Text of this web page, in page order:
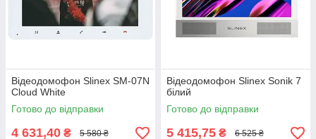
Відеодомофон Slinex SM-07N
Cloud White
Готово до відправки
4 631,40 ₴ 5 580 ₴
Відеодомофон Slinex Sonik 7
білий
Готово до відправки
5 415,75 ₴ 6 525 ₴